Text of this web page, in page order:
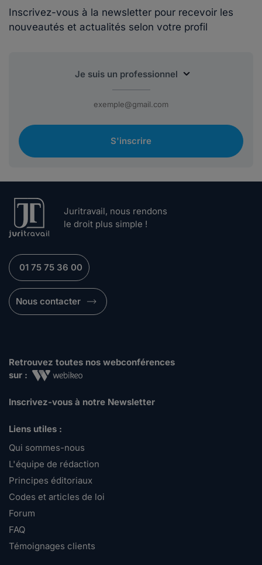
Inscrivez-vous à la newsletter pour recevoir les
nouveautés et actualités selon votre profil
S'inscrire
Juritravail, nous rendons
le droit plus simple !
01 75 75 36 00
Nous contacter
Retrouvez toutes nos webconférences
sur :
Inscrivez-vous à notre Newsletter
Liens utiles :
Qui sommes-nous
L'équipe de rédaction
Principes éditoriaux
Codes et articles de loi
Forum
FAQ
Témoignages clients